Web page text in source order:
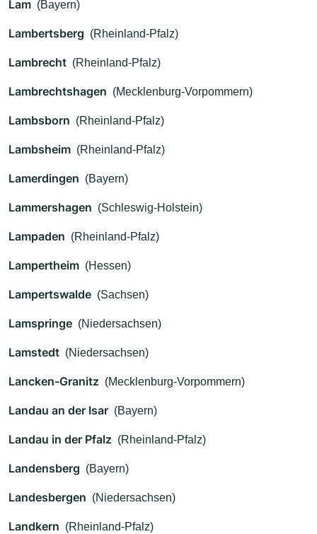
Lam (Bayern)
Lambertsberg (Rheinland-Pfalz)
Lambrecht (Rheinland-Pfalz)
Lambrechtshagen (Mecklenburg-Vorpommern)
Lambsborn (Rheinland-Pfalz)
Lambsheim (Rheinland-Pfalz)
Lamerdingen (Bayern)
Lammershagen (Schleswig-Holstein)
Lampaden (Rheinland-Pfalz)
Lampertheim (Hessen)
Lampertswalde (Sachsen)
Lamspringe (Niedersachsen)
Lamstedt (Niedersachsen)
Lancken-Granitz (Mecklenburg-Vorpommern)
Landau an der Isar (Bayern)
Landau in der Pfalz (Rheinland-Pfalz)
Landensberg (Bayern)
Landesbergen (Niedersachsen)
Landkern (Rheinland-Pfalz)